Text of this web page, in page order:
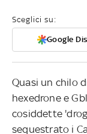
Sceglici su:
Google
Quasi un chilo
hexedrone e
cosiddette
sequestrato i